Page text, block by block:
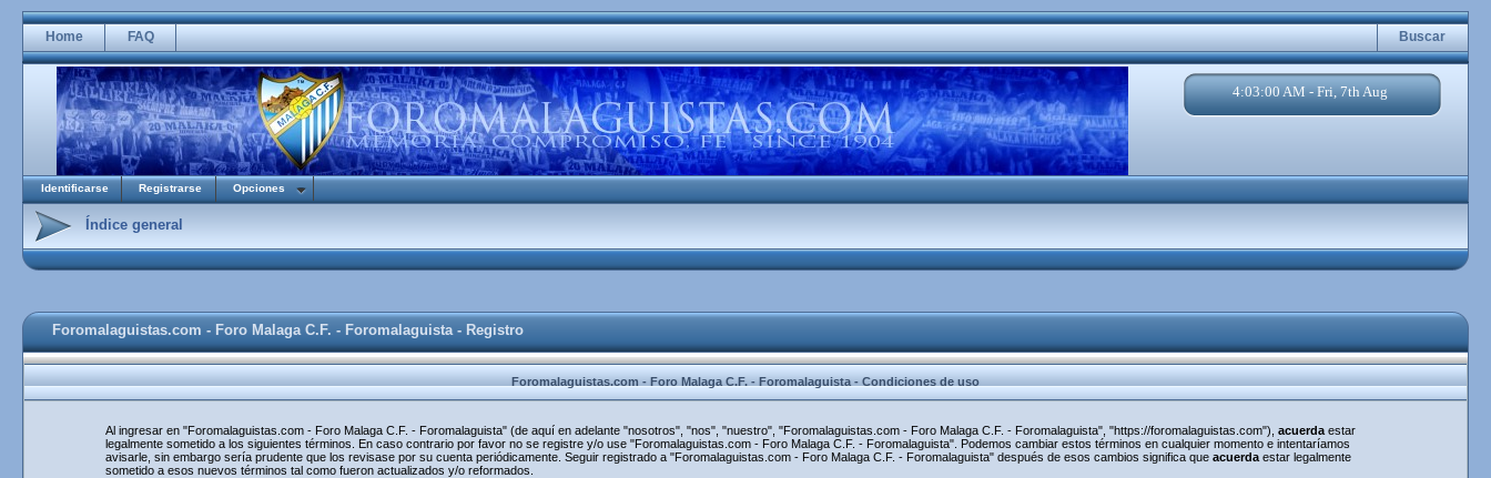
Home FAQ Buscar
4:03:01 AM - Fri, 7th Aug
Identificarse Registrarse Opciones
Índice general
Foromalaguistas.com - Foro Malaga C.F. - Foromalaguista - Registro
Foromalaguistas.com - Foro Malaga C.F. - Foromalaguista - Condiciones de uso
Al ingresar en "Foromalaguistas.com - Foro Malaga C.F. - Foromalaguista" (de aquí en adelante "nosotros", "nos", "nuestro", "Foromalaguistas.com - Foro Malaga C.F. - Foromalaguista", "https://foromalaguistas.com"), acuerda estar
legalmente sometido a los siguientes términos. En caso contrario por favor no se registre y/o use "Foromalaguistas.com - Foro Malaga C.F. - Foromalaguista". Podemos cambiar estos términos en cualquier momento e intentaríamos
avisarle, sin embargo sería prudente que los revisase por su cuenta periódicamente. Seguir registrado a "Foromalaguistas.com - Foro Malaga C.F. - Foromalaguista" después de esos cambios significa que acuerda estar legalmente
sometido a esos nuevos términos tal como fueron actualizados y/o reformados.